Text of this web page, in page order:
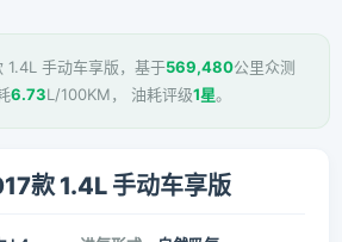
1.4L 手动车享版，基于569,480公里众测
6.73L/100KM， 油耗评级1星。
款 1.4L 手动车享版